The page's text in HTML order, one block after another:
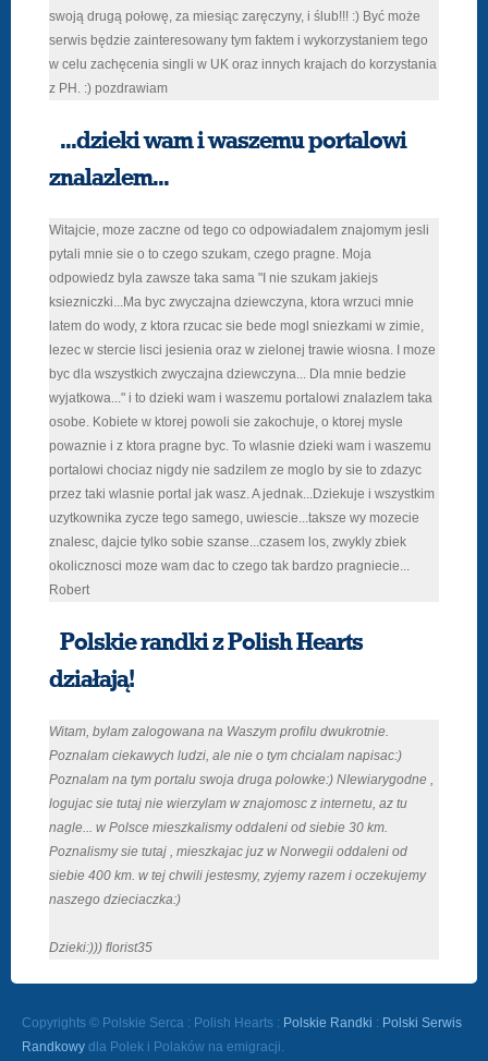
swoją drugą połowę, za miesiąc zaręczyny, i ślub!!! :) Być może
serwis będzie zainteresowany tym faktem i wykorzystaniem tego
w celu zachęcenia singli w UK oraz innych krajach do korzystania
z PH. :) pozdrawiam
...dzieki wam i waszemu portalowi
znalazlem...
Witajcie, moze zaczne od tego co odpowiadalem znajomym jesli
pytali mnie sie o to czego szukam, czego pragne. Moja
odpowiedz byla zawsze taka sama "I nie szukam jakiejs
ksiezniczki...Ma byc zwyczajna dziewczyna, ktora wrzuci mnie
latem do wody, z ktora rzucac sie bede mogl sniezkami w zimie,
lezec w stercie lisci jesienia oraz w zielonej trawie wiosna. I moze
byc dla wszystkich zwyczajna dziewczyna... Dla mnie bedzie
wyjatkowa..." i to dzieki wam i waszemu portalowi znalazlem taka
osobe. Kobiete w ktorej powoli sie zakochuje, o ktorej mysle
powaznie i z ktora pragne byc. To wlasnie dzieki wam i waszemu
portalowi chociaz nigdy nie sadzilem ze moglo by sie to zdazyc
przez taki wlasnie portal jak wasz. A jednak...Dziekuje i wszystkim
uzytkownika zycze tego samego, uwiescie...taksze wy mozecie
znalesc, dajcie tylko sobie szanse...czasem los, zwykly zbiek
okolicznosci moze wam dac to czego tak bardzo pragniecie...
Robert
Polskie randki z Polish Hearts
działają!
Witam, bylam zalogowana na Waszym profilu dwukrotnie.
Poznalam ciekawych ludzi, ale nie o tym chcialam napisac:)
Poznalam na tym portalu swoja druga polowke:) NIewiarygodne ,
logujac sie tutaj nie wierzylam w znajomosc z internetu, az tu
nagle... w Polsce mieszkalismy oddaleni od siebie 30 km.
Poznalismy sie tutaj , mieszkajac juz w Norwegii oddaleni od
siebie 400 km. w tej chwili jestesmy, zyjemy razem i oczekujemy
naszego dzieciaczka:)
Dzieki:))) florist35
Copyrights © Polskie Serca : Polish Hearts : Polskie Randki : Polski Serwis
Randkowy dla Polek i Polaków na emigracji.